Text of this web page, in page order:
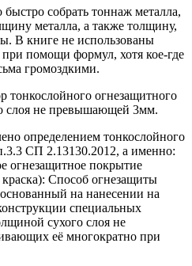
собрать тоннаж металла,
металла, а также толщину,
В книге не использованы
при помощи формул, хотя кое-где
громоздкими.
тонкослойного огнезащитного
слоя не превышающей 3мм.
определением тонкослойного
СП 2.13130.2012, а именно:
огнезащитное покрытие
Способ огнезащиты
на нанесении на
специальных
сухого слоя не
её многократно при